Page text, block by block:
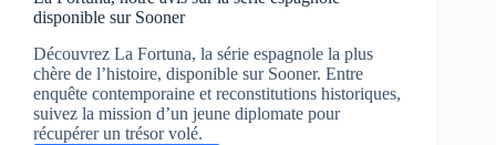
disponible sur Sooner
Découvrez La Fortuna, la série espagnole la plus
chère de l’histoire, disponible sur Sooner. Entre
enquête contemporaine et reconstitutions historiques,
suivez la mission d’un jeune diplomate pour
récupérer un trésor volé.